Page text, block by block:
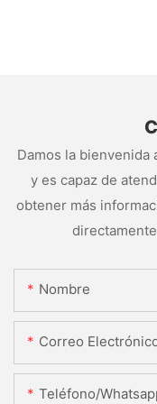
Damos la bienvenida
y es capaz de
obtener más
Nombre
Correo
Teléfono/